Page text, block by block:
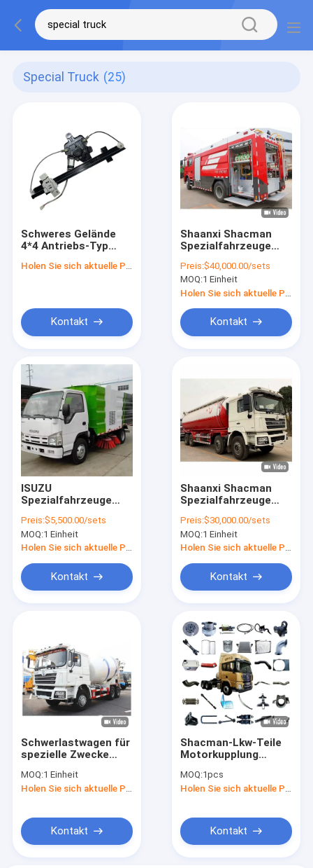
Special Truck (25)
Schweres Gelände
4*4 Antriebs-Typ
400-500L
Holen Sie sich aktuelle Preis
Kontakt
Shaanxi Shacman
Spezialfahrzeuge
Kleinfeuerwehrwagen
6x4
Preis:$40,000.00/sets
MOQ:1 Einheit
Kontakt
ISUZU
Spezialfahrzeuge
Straßeneinschließwagen
Mini
Straßenreinigungsmaschine
Preis:$5,500.00/sets
MOQ:1 Einheit
Kontakt
Shaanxi Shacman
Spezialfahrzeuge
Zementtransporte 8
Geschwindigkeit
Preis:$30,000.00/sets
MOQ:1 Einheit
Kontakt
Schwerlastwagen für
spezielle Zwecke
10M3 15M3 20M3
MOQ:1 Einheit
Kontakt
Shacman-Lkw-Teile
Motorkupplung
Bremskühlsystem
Teile
MOQ:1pcs
Kontakt